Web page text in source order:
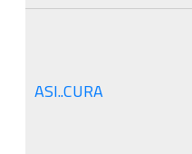
ASI..CURA